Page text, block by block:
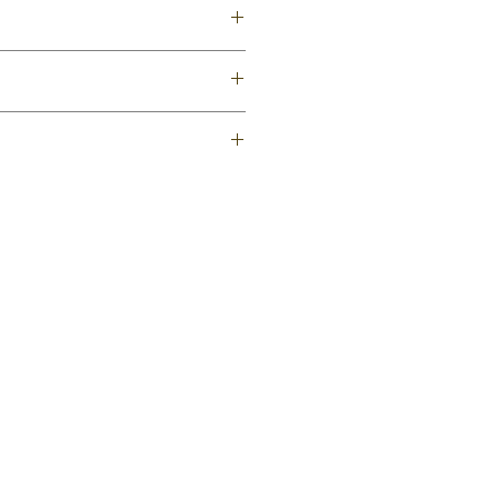
kun i sort, med sølv top. Sylinjen
Art.nr 14302-A
preges kun 1 side. Kan syes
hele total lengden slik at